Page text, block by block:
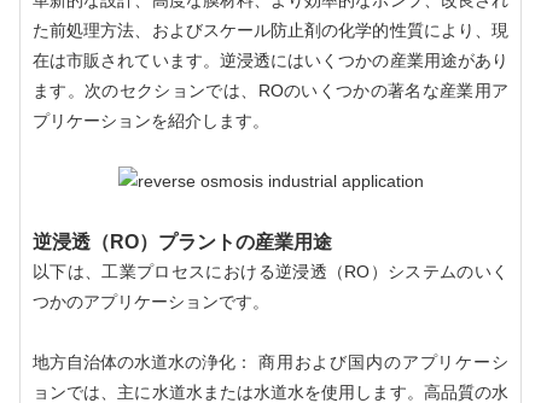
た前処理方法、およびスケール防止剤の化学的性質により、現
在は市販されています。逆浸透にはいくつかの産業用途があり
ます。次のセクションでは、ROのいくつかの著名な産業用ア
プリケーションを紹介します。
逆浸透（RO）プラントの産業用途
以下は、工業プロセスにおける逆浸透（RO）システムのいく
つかのアプリケーションです。
地方自治体の水道水の浄化：
商用および国内のアプリケーシ
ョンでは、主に水道水または水道水を使用します。高品質の水